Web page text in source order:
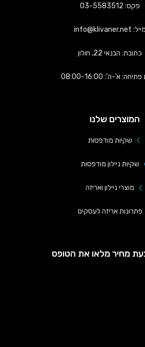
פקס: 03-5583512
מייל: info@klivaner.net
כתובת: הבנאי 22, חולון
א'-ה': 08:00-16:00
המוצרים שלנו
שקיות מודפסות
שקיות ניילון מודפסות
מוצרי ניילון ואריזה
פתרונות אריזה לעסקים
מחיר מלאו את הטופס